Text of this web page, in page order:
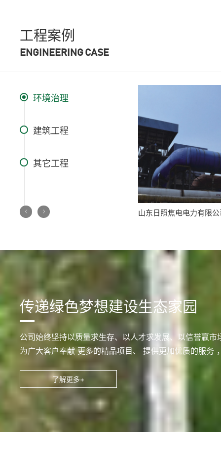
工程案例
ENGINEERING CASE
环境治理
建筑工程
其它工程
焦电电力有限公司脱硫项目 山东新汶热电有限公司
传递绿色梦想建设生态家园
公司始终坚持以质量求生存、以人才求发展、以信誉赢
为广大客户奉献 更多的精品项目、 提供更加优质的服务
了解更多+